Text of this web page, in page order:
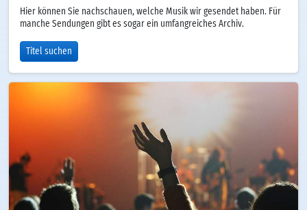
Hier können Sie nachschauen, welche Musik wir gesendet haben. Für
manche Sendungen gibt es sogar ein umfangreiches Archiv.
Titel suchen